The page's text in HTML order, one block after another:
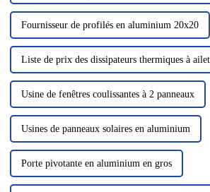
Fournisseur de profilés en aluminium 20x20
Liste de prix des dissipateurs thermiques à
Usine de fenêtres coulissantes à 2 panneaux
Usines de panneaux solaires en aluminium
Porte pivotante en aluminium en gros